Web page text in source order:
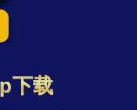
下载